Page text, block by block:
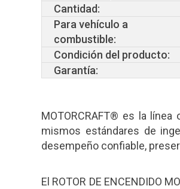
Cantidad:
Para vehículo a
combustible:
Condición del producto:
Garantía:
MOTORCRAFT® es la línea
mismos estándares de
desempeño confiable,
El ROTOR DE ENCENDIDO